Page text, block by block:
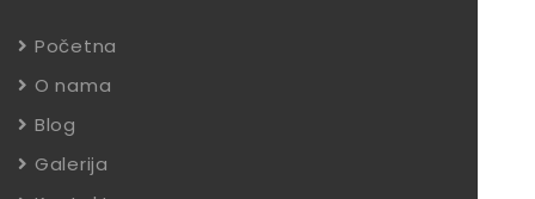
Početna
O nama
Blog
Galerija